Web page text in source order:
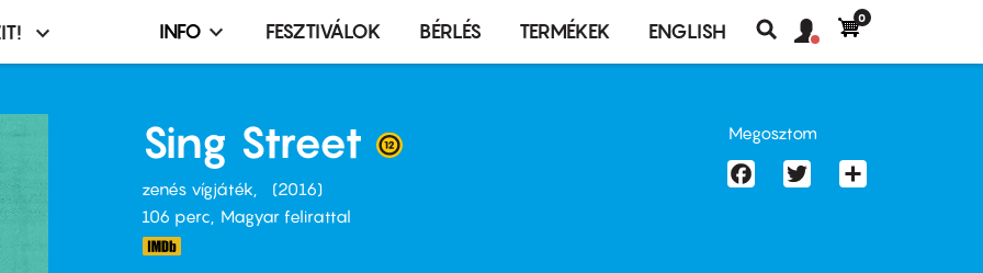
Infó,
terembérlés
menü
INFO FESZTIVÁLOK BÉRLÉS TERMÉKEK ENGLISH
Keresés
fiók
Felhasználói
0
Sing Street
zenés vígjáték
2016
106 perc,
Magyar felirattal
Megosztom
FacebookTwitter